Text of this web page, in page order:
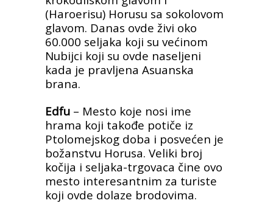
(Haroerisu) Horusu sa sokolovom
glavom. Danas ovde živi oko
60.000 seljaka koji su većinom
Nubijci koji su ovde naseljeni
kada je pravljena Asuanska
brana.
Edfu – Mesto koje nosi ime
hrama koji takođe potiče iz
Ptolomejskog doba i posvećen je
božanstvu Horusa. Veliki broj
kočija i seljaka-trgovaca čine ovo
mesto interesantnim za turiste
koji ovde dolaze brodovima.